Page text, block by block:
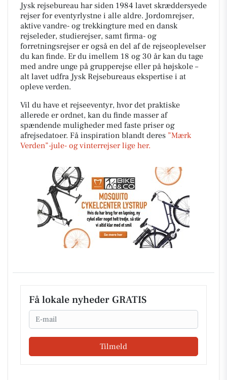
Jysk rejsebureau har siden 1984 lavet skræddersyede
rejser for eventyrlystne i alle aldre. Jordomrejser,
aktive vandre- og trekkingture med en dansk
rejseleder, studierejser, samt firma- og
forretningsrejser er også en del af de rejseoplevelser
du kan finde. Er du imellem 18 og 30 år kan du tage
med andre unge på grupperejse eller på højskole –
alt lavet udfra Jysk Rejsebureaus ekspertise i at
opleve verden.
Vil du have et rejseeventyr, hvor det praktiske
allerede er ordnet, kan du finde masser af
spændende muligheder med faste priser og
afrejsedatoer. Få inspiration blandt deres ”Mærk
Verden”-jule- og vinterrejser lige her.
Få lokale nyheder GRATIS
Email
Tilmeld